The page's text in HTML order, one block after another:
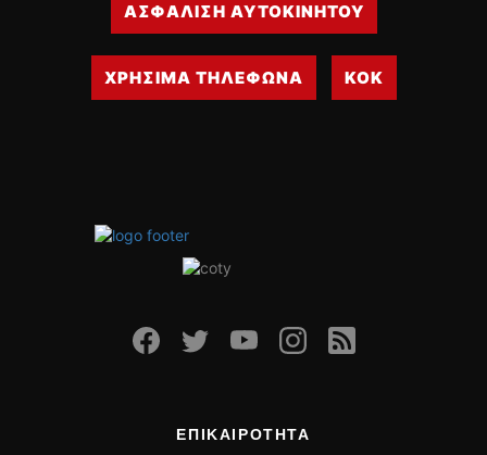
ΑΣΦΑΛΙΣΗ ΑΥΤΟΚΙΝΗΤΟΥ
ΧΡΗΣΙΜΑ ΤΗΛΕΦΩΝΑ ΚΟΚ
ΕΠΙΚΑΙΡΟΤΗΤΑ